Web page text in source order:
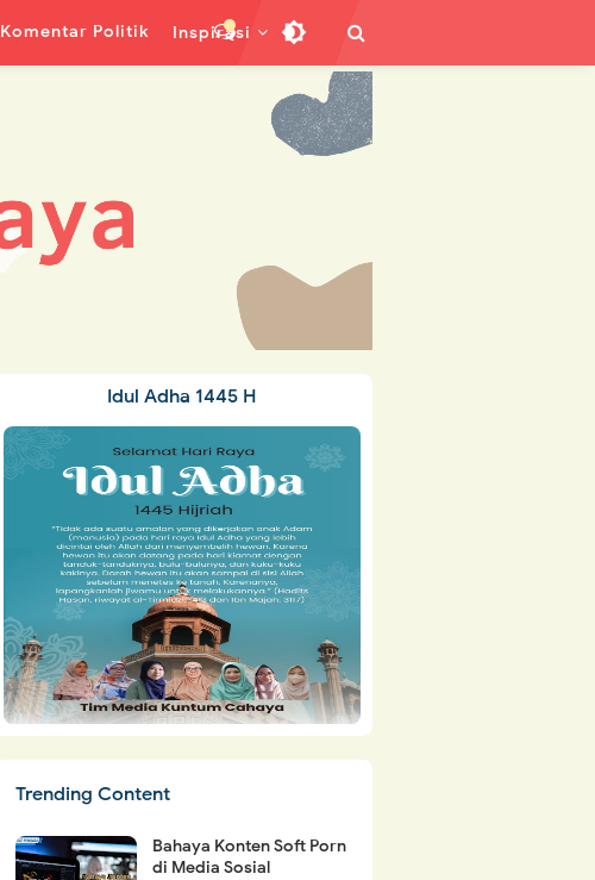
Komentar Politik Inspirasi
Idul Adha 1445 H
Trending Content
Bahaya Konten Soft Porn
di Media Sosial